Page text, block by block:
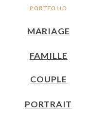
PORTFOLIO
MARIAGE
FAMILLE
COUPLE
PORTRAIT